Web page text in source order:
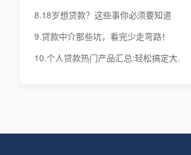
8.18岁想贷款？这些事你必须要知道
9.贷款中介那些坑，看完少走弯路！
10.个人贷款热门产品汇总:轻松搞定大.